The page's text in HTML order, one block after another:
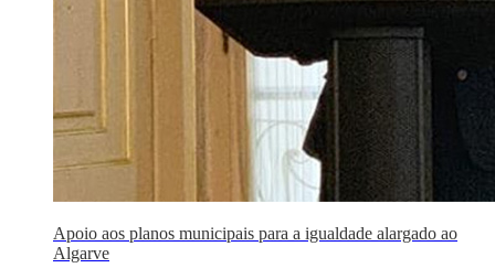
Apoio aos planos municipais para a igualdade alargado ao
Algarve